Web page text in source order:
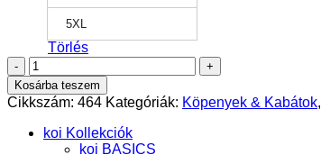
5XL
Törlés
Hema
női
köpeny
fehér
-
koi
Kosárba teszem
Cikkszám: 464 Kategóriák: Köpenyek & Kabátok,
koi Kollekciók
koi BASICS